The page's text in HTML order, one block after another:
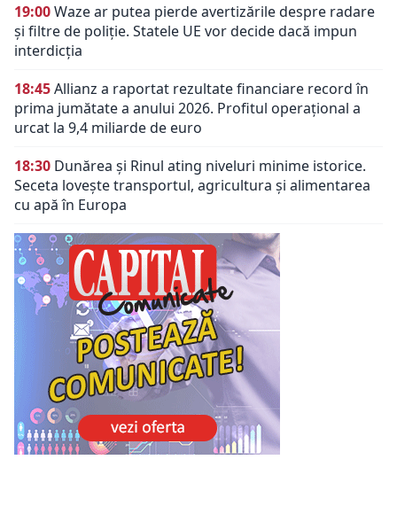
19:00Waze ar putea pierde avertizările despre radare
și filtre de poliție. Statele UE vor decide dacă impun
interdicția
18:45Allianz a raportat rezultate financiare record în
prima jumătate a anului 2026. Profitul operațional a
urcat la 9,4 miliarde de euro
18:30 Dunărea și Rinul ating niveluri minime istorice.
Seceta lovește transportul, agricultura și alimentarea
cu apă în Europa